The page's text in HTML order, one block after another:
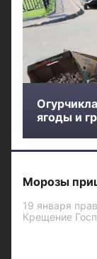
ягоды и
Морозы
19 января
Крещение